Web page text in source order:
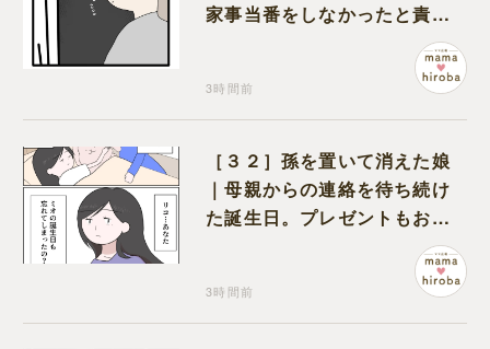
家事当番をしなかったと責め
3時間前
［３２］孫を置いて消えた娘
｜母親からの連絡を待ち続け
た誕生日。プレゼントもお祝
3時間前